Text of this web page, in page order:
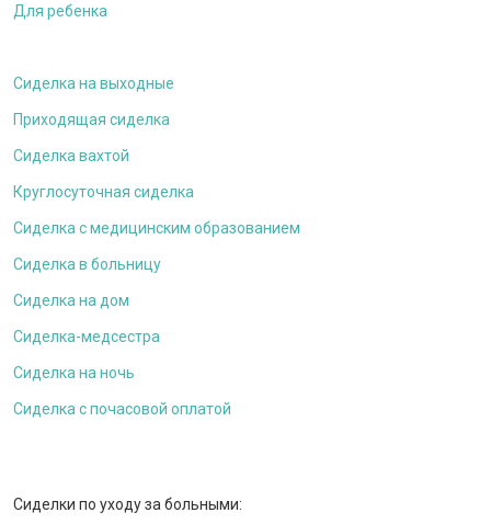
Для ребенка
Сиделка на выходные
Приходящая сиделка
Сиделка вахтой
Круглосуточная сиделка
Сиделка с медицинским образованием
Сиделка в больницу
Сиделка на дом
Сиделка-медсестра
Сиделка на ночь
Сиделка с почасовой оплатой
Сиделки по уходу за больными: